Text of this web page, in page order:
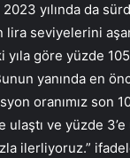
yılında da
lira seviyelerini
göre yüzde
yanında en
oranımız son
ve yüzde 3’e
ilerliyoruz.”